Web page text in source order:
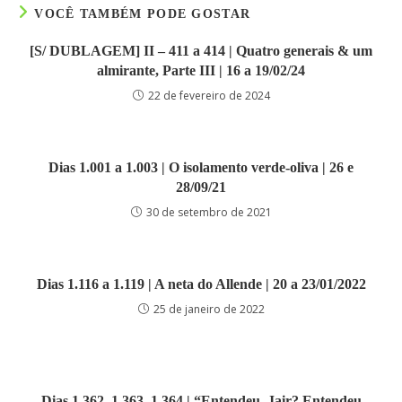
VOCÊ TAMBÉM PODE GOSTAR
[S/ DUBLAGEM] II – 411 a 414 | Quatro generais & um
almirante, Parte III | 16 a 19/02/24
22 de fevereiro de 2024
Dias 1.001 a 1.003 | O isolamento verde-oliva | 26 e
28/09/21
30 de setembro de 2021
Dias 1.116 a 1.119 | A neta do Allende | 20 a 23/01/2022
25 de janeiro de 2022